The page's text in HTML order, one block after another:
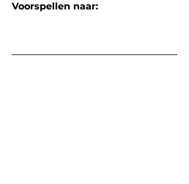
Voorspellen naar: